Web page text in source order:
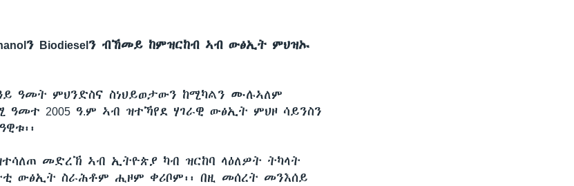
Biodieselን ብኸመይ ከምዝርከብ ኣብ ውፅኢት ምህዝኡ
ዓመት ምህንድስና ስነህይወታውን ከሚካልን ሙሉኣለም
2005 ዓ.ም ኣብ ዝተኻየደ ሃገራዊ ውፅኢት ምህዞ ሳይንስን
መድረኽ ኣብ ኢትዮጵያ ካብ ዝርከባ ላዕለዎት ትካላት
ውፅኢት ስራሕቶም ሒዞም ቀሪቦም፡፡ በዚ መሰረት መንእሰይ